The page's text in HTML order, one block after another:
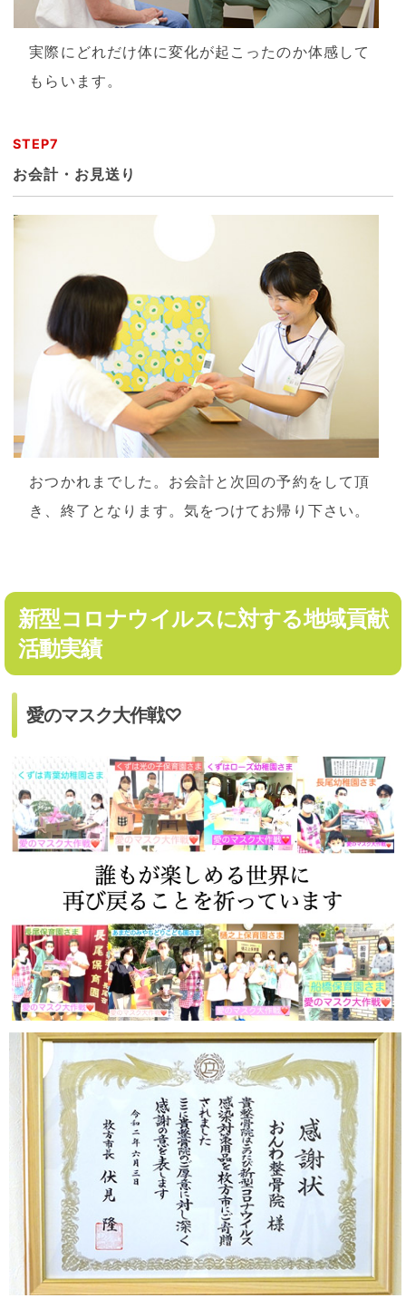
実際にどれだけ体に変化が起こったのか体感して
もらいます。
STEP7
お会計・お見送り
おつかれまでした。お会計と次回の予約をして頂
き、終了となります。気をつけてお帰り下さい。
新型コロナウイルスに対する地域貢献
活動実績
愛のマスク大作戦♡